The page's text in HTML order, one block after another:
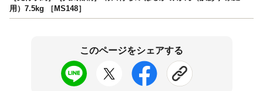
用）7.5kg ［MS148］
このページをシェアする